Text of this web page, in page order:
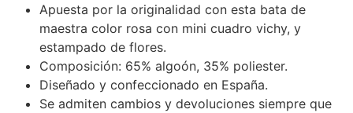
Apuesta por la originalidad con esta bata de
maestra color rosa con mini cuadro vichy, y
estampado de flores.
Composición: 65% algoón, 35% poliester.
Diseñado y confeccionado en España.
Se admiten cambios y devoluciones siempre que